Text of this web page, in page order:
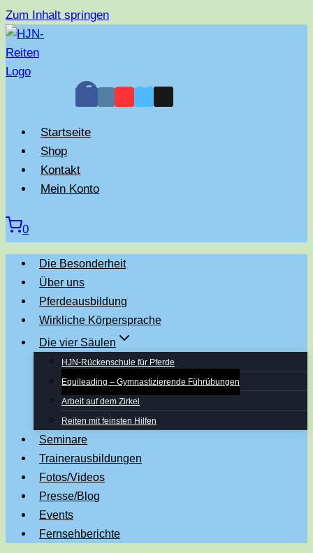
Zum Inhalt springen
Startseite
Shop
Kontakt
Mein Konto
0
Die Besonderheit
Über uns
Pferdeausbildung
Wirkliche Körpersprache
Die vier Säulen
HJN-Rückenschule für Pferde
Equileading – Gymnastizierende Führübungen
Arbeit auf dem Zirkel
Reiten mit feinsten Hilfen
Seminare
Trainerausbildungen
Fotos/Videos
Presse/Blog
Events
Fernsehberichte